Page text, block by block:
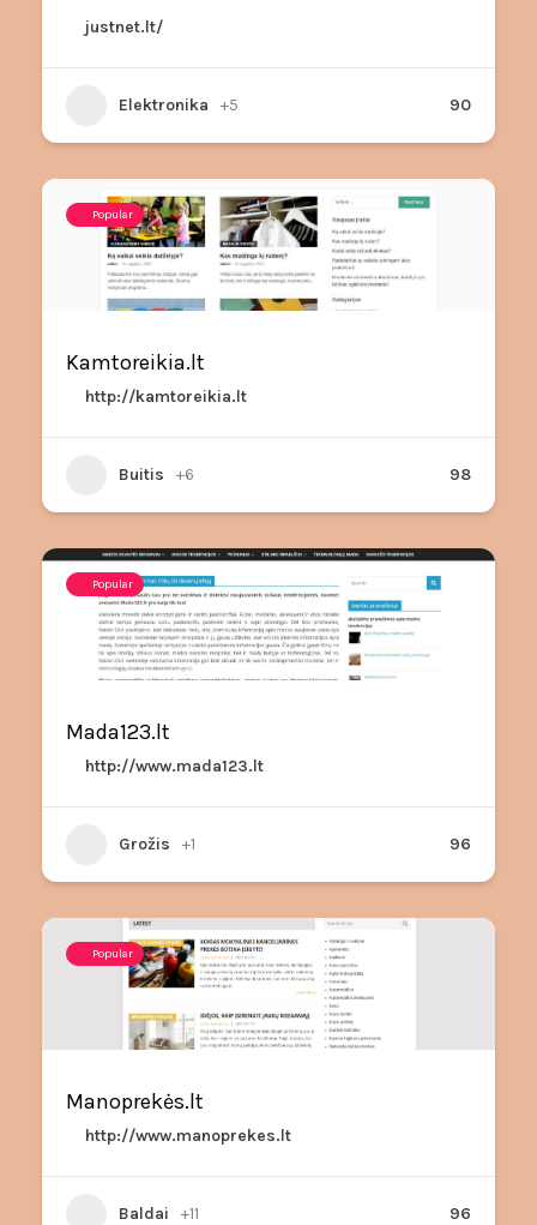
justnet.lt/
Elektronika +5 90
Popular
Kamtoreikia.lt
http://kamtoreikia.lt
Buitis +6 98
Popular
Mada123.lt
http://www.mada123.lt
Grožis +1 96
Popular
Manoprekės.lt
http://www.manoprekes.lt
Baldai +11 96